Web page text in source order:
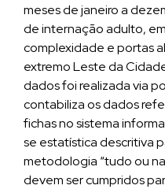
meses de janeiro a
de internação adulto,
complexidade e portas
extremo Leste da
dados foi realizada via
contabiliza os dados
fichas no sistema
se estatística descritiva
metodologia “tudo ou
devem ser cumpridos